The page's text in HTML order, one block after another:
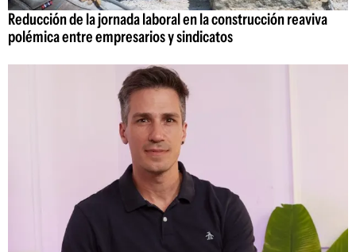
Reducción de la jornada laboral en la construcción reaviva
polémica entre empresarios y sindicatos